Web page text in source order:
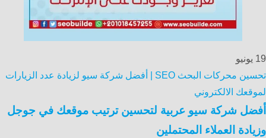
19 يونيو
تحسين محركات البحث SEO | أفضل شركة سيو لزيادة عدد الزيارات
لموقعك الالكتروني
أفضل شركة سيو عربية لتحسين ترتيب موقعك في جوجل
وزيادة العملاء المحتملين